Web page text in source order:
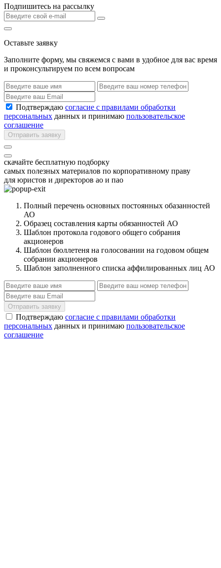
Подпишитесь на рассылку
Оставьте заявку
Заполните форму, мы свяжемся с вами в удобное для вас время
и проконсультируем по всем вопросам
Подтверждаю согласие с правилами обработки
персональных данных и принимаю пользовательское
соглашение
Отправить заявку
скачайте бесплатную подборку
самых полезных материалов по корпоративному праву
для юристов и директоров ао и пао
Полный перечень основных постоянных обазанностей
АО
Образец составления карты обязанностей АО
Шаблон протокола годового общего собрания
акционеров
Шаблон бюллетеня на голосовании на годовом общем
собрании акционеров
Шаблон заполненного списка аффилированных лиц АО
Отправить заявку
Подтверждаю согласие с правилами обработки
персональных данных и принимаю пользовательское
соглашение